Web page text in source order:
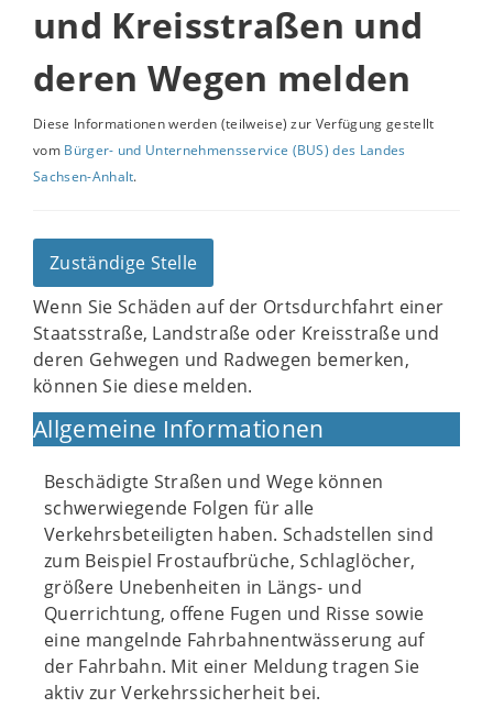
und Kreisstraßen und
deren Wegen melden
Diese Informationen werden (teilweise) zur Verfügung gestellt
vom Bürger- und Unternehmensservice (BUS) des Landes
Sachsen-Anhalt.
Zuständige Stelle
Wenn Sie Schäden auf der Ortsdurchfahrt einer
Staatsstraße, Landstraße oder Kreisstraße und
deren Gehwegen und Radwegen bemerken,
können Sie diese melden.
Allgemeine Informationen
Beschädigte Straßen und Wege können
schwerwiegende Folgen für alle
Verkehrsbeteiligten haben. Schadstellen sind
zum Beispiel Frostaufbrüche, Schlaglöcher,
größere Unebenheiten in Längs- und
Querrichtung, offene Fugen und Risse sowie
eine mangelnde Fahrbahnentwässerung auf
der Fahrbahn. Mit einer Meldung tragen Sie
aktiv zur Verkehrssicherheit bei.